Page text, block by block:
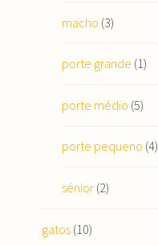
macho (3)
porte grande (1)
porte médio (5)
porte pequeno (4)
sénior (2)
gatos(10)